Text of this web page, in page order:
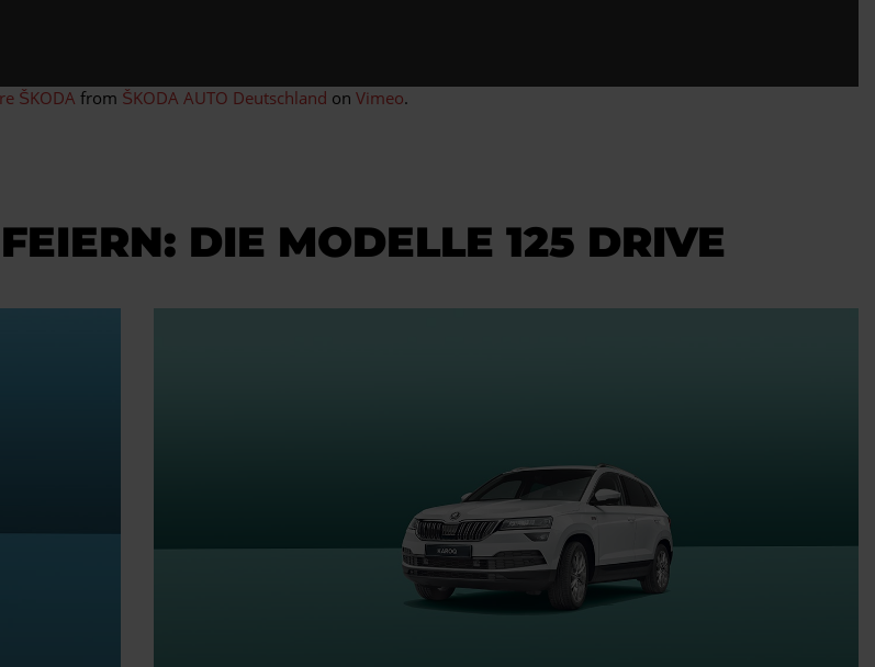
ŠKODA from ŠKODA AUTO Deutschland on Vimeo.
DIE MODELLE 125 DRIVE